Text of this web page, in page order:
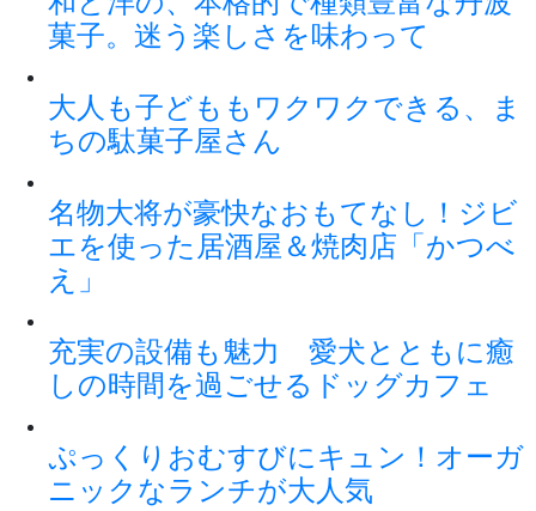
菓子。迷う楽しさを味わって
大人も子どももワクワクできる、ま
ちの駄菓子屋さん
名物大将が豪快なおもてなし！ジビ
エを使った居酒屋＆焼肉店「かつべ
え」
充実の設備も魅力 愛犬とともに癒
しの時間を過ごせるドッグカフェ
ぷっくりおむすびにキュン！オーガ
ニックなランチが大人気